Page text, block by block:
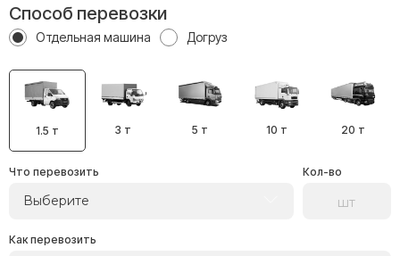
Способ перевозки
Отдельная машина Догруз
1.5 т 3 т 5 т 10 т 20 т
Что перевозить
Выберите
Кол-во
Как перевозить